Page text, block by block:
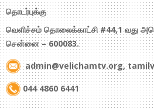
தொடர்புக்கு
வெளிச்சம் தொலைக்காட்சி #44,1 வது
சென்னை – 600083.
admin@velichamtv.org,
044 4860 6441